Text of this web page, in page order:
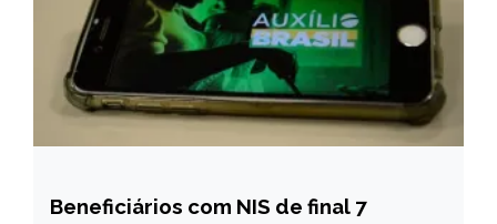
BRASIL
Beneficiários com NIS de final 7